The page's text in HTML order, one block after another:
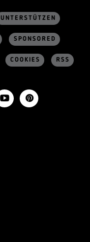
UNTERSTÜTZEN
SPONSORED
COOKIES RSS